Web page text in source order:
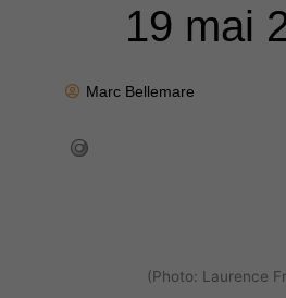
19 mai
Marc Bellemare
(Photo: Laurence